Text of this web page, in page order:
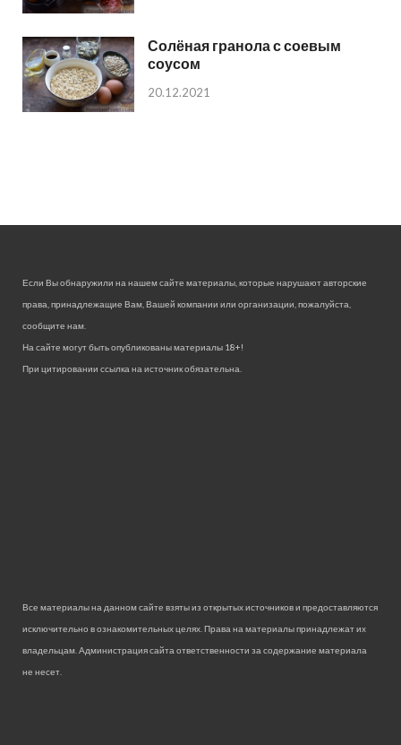
Солёная гранола с соевым
соусом
20.12.2021
Если Вы обнаружили на нашем сайте материалы, которые нарушают авторские
права, принадлежащие Вам, Вашей компании или организации, пожалуйста,
сообщите нам.
На сайте могут быть опубликованы материалы 18+!
При цитировании ссылка на источник обязательна.
Все материалы на данном сайте взяты из открытых источников и предоставляются
исключительно в ознакомительных целях. Права на материалы принадлежат их
владельцам. Администрация сайта ответственности за содержание материала
не несет.